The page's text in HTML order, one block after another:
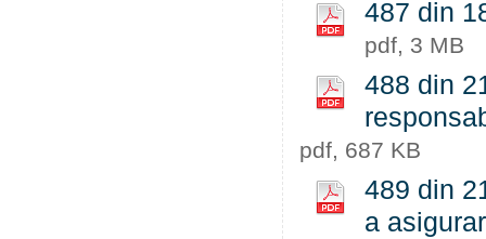
487 din
pdf, 3 MB
488 din
pdf, 687 KB
489 din
a